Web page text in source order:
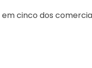
cinco dos